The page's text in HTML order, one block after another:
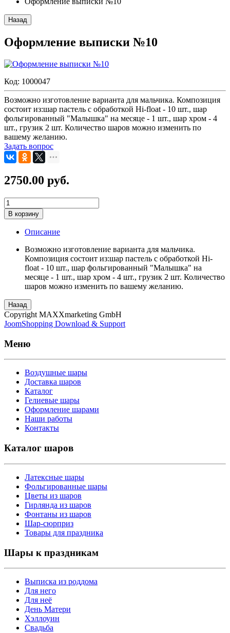
Назад
Оформление выписки №10
Код: 1000047
Возможно изготовление варианта для мальчика. Композиция
состоит из:шар пастель с обработкой Hi-float - 10 шт., шар
фольгированный "Малышка" на месяце - 1 шт., шар хром - 4
шт., грузик 2 шт. Количество шаров можно изменить по
вашему желанию.
Задать вопрос
2750.00 руб.
В корзину
Описание
Возможно изготовление варианта для мальчика.
Композиция состоит из:шар пастель с обработкой Hi-
float - 10 шт., шар фольгированный "Малышка" на
месяце - 1 шт., шар хром - 4 шт., грузик 2 шт. Количество
шаров можно изменить по вашему желанию.
Назад
Copyright MAXXmarketing GmbH
JoomShopping Download & Support
Меню
Воздушные шары
Доставка шаров
Каталог
Гелиевые шары
Оформление шарами
Наши работы
Контакты
Каталог шаров
Латексные шары
Фольгированные шары
Цветы из шаров
Гирлянда из шаров
Фонтаны из шаров
Шар-сюрприз
Товары для праздника
Шары к праздникам
Выписка из роддома
Для него
Для неё
День Матери
Хэллоуин
Свадьба